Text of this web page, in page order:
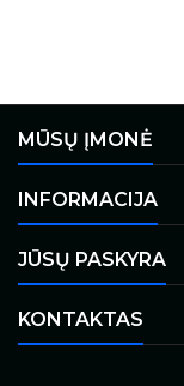
MŪSŲ ĮMONĖ
INFORMACIJA
JŪSŲ PASKYRA
KONTAKTAS